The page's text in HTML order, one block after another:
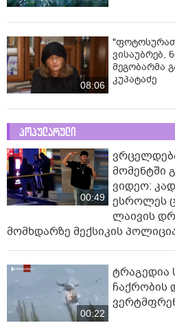
08:06
ვისაუბრებ,
მეგობარმა
კუპატაძე
პოპულარული
00:49
მომენტში
ვიდეო:
ესროლეს
ლაივის
მომხდარზე მექსიკის
00:22
ტრაგედია
ჩაქრობის